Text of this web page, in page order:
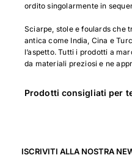
ordito singolarmente in
Sciarpe, stole e foulards che
antica come India, Cina e
l’aspetto. Tutti i prodotti a
da materiali preziosi e ne
Prodotti consigliati per
ISCRIVITI ALLA NOSTRA